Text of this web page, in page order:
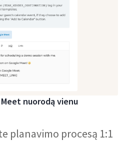
nuorodą vienu
planavimo procesą 1:1